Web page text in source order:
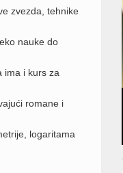
zvezda, tehnike
nauke do
ima i kurs za
romane i
logaritama